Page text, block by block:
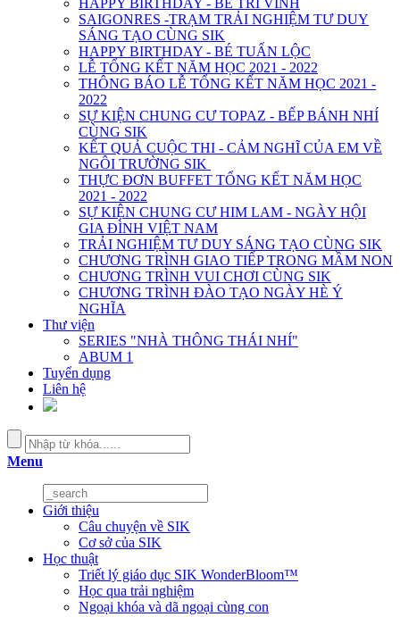
HAPPY BIRTHDAY - BÉ TRÍ VINH
SAIGONRES -TRẠM TRẢI NGHIỆM TƯ DUY
SÁNG TẠO CÙNG SIK
HAPPY BIRTHDAY - BÉ TUẤN LỘC
LỄ TỔNG KẾT NĂM HỌC 2021 - 2022
THÔNG BÁO LỄ TỔNG KẾT NĂM HỌC 2021 -
2022
SỰ KIỆN CHUNG CƯ TOPAZ - BẾP BÁNH NHÍ
CÙNG SIK
KẾT QUẢ CUỘC THI - CẢM NGHĨ CỦA EM VỀ
NGÔI TRƯỜNG SIK
THỰC ĐƠN BUFFET TỔNG KẾT NĂM HỌC
2021 - 2022
SỰ KIỆN CHUNG CƯ HIM LAM - NGÀY HỘI
GIA ĐÌNH VIỆT NAM
TRẢI NGHIỆM TƯ DUY SÁNG TẠO CÙNG SIK
CHƯƠNG TRÌNH GIAO TIẾP TRONG MẦM NON
CHƯƠNG TRÌNH VUI CHƠI CÙNG SIK
CHƯƠNG TRÌNH ĐÀO TẠO NGÀY HÈ Ý
NGHĨA
Thư viện
SERIES "NHÀ THÔNG THÁI NHÍ"
ABUM 1
Tuyển dụng
Liên hệ
Menu
Giới thiệu
Câu chuyện về SIK
Cơ sở của SIK
Học thuật
Triết lý giáo dục SIK WonderBloom™
Học qua trải nghiệm
Ngoại khóa và dã ngoại cùng con